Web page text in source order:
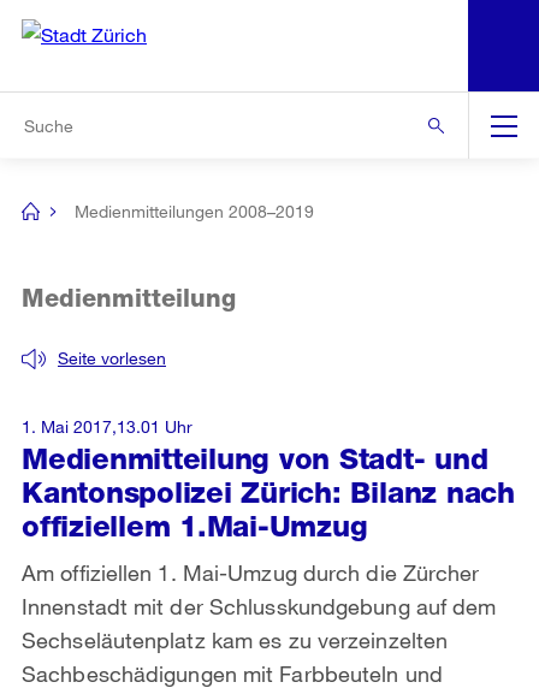
Navigation
[no
Medienmitteilungen 2008–2019
Medienmitteilung von Stadt- und
Kantonspolizei Zürich: Bilanz nach
offiziellem 1.Mai-Umzug
Seite vorlesen
Medienmitteilung
Am offiziellen 1. Mai-Umzug durch die Zürcher
Innenstadt mit der Schlusskundgebung auf dem
Sechseläutenplatz kam es zu verzeinzelten
Sachbeschädigungen mit Farbbeuteln und
1. Mai 2017,13.01 Uhr